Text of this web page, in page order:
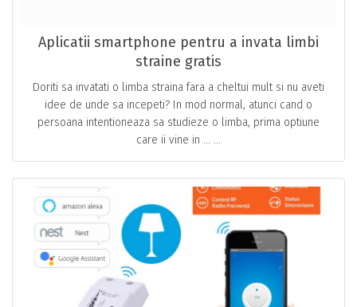
Aplicatii smartphone pentru a invata limbi
straine gratis
Doriti sa invatati o limba straina fara a cheltui mult si nu aveti
idee de unde sa incepeti? In mod normal, atunci cand o
persoana intentioneaza sa studieze o limba, prima optiune
care ii vine in … ...